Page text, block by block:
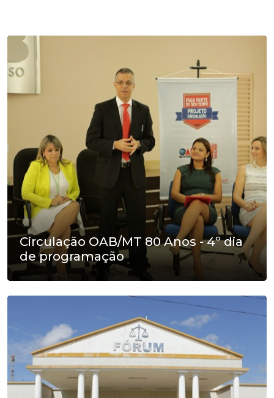
Circulação OAB/MT 80 Anos - 4º dia
de programação